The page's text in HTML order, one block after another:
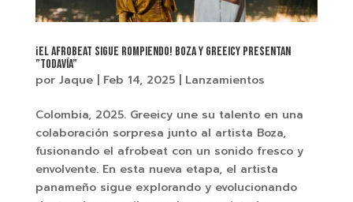
¡El afrobeat sigue rompiendo! Boza y Greeicy presentan
”Todavía”
por Jaque| Feb 14, 2025| Lanzamientos
Colombia, 2025. Greeicy une su talento en una
colaboración sorpresa junto al artista Boza,
fusionando el afrobeat con un sonido fresco y
envolvente. En esta nueva etapa, el artista
panameño sigue explorando y evolucionando